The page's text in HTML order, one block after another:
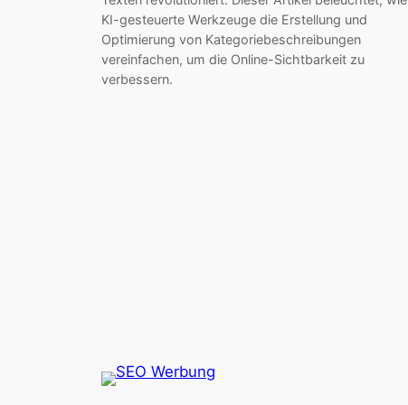
KI-gesteuerte Werkzeuge die Erstellung und
Optimierung von Kategoriebeschreibungen
vereinfachen, um die Online-Sichtbarkeit zu
verbessern.